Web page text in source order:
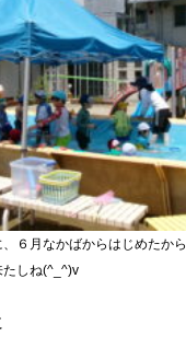
６月なかばからはじめたから
たしね(^_^)v